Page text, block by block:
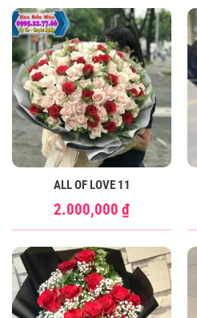
ALL OF LOVE 11
2.000,000 ₫